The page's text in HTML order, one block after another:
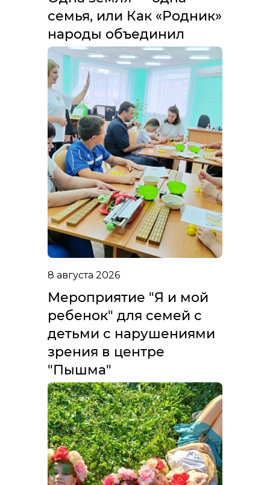
семья, или Как «Родник»
народы объединил
8 августа 2026
Мероприятие "Я и мой
ребенок" для семей с
детьми с нарушениями
зрения в центре
"Пышма"